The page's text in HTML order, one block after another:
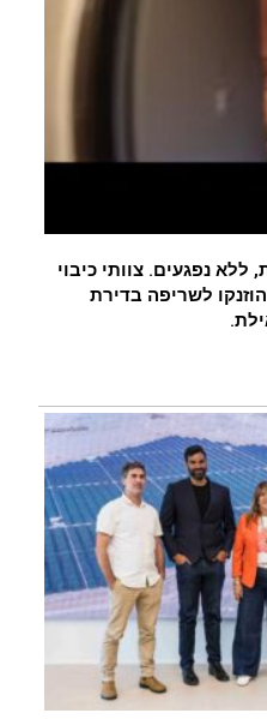
נפגעים. צוותי כיבוי
לשריפה בדירת